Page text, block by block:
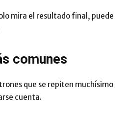
mira el resultado final, puede
comunes
que se repiten muchísimo
cuenta.